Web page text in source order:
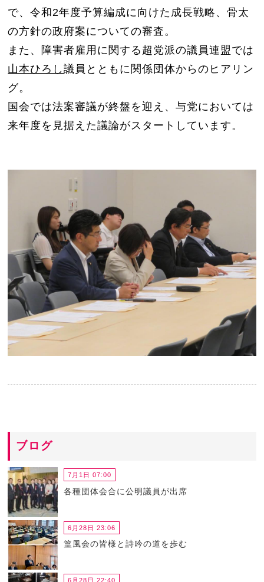
で、令和2年度予算編成に向けた成長戦略、骨太
の方針の政府案についての審査。
また、障害者雇用に関する超党派の議員連盟では
山本ひろし議員とともに関係団体からのヒアリン
グ。
国会では法案審議が終盤を迎え、与党においては
来年度を見据えた議論がスタートしています。
ブログ
7月1日 07:00
各種団体会合に公明議員が出席
6月28日 23:06
篁風会の皆様と詩吟の道を歩む
6月28日 22:40